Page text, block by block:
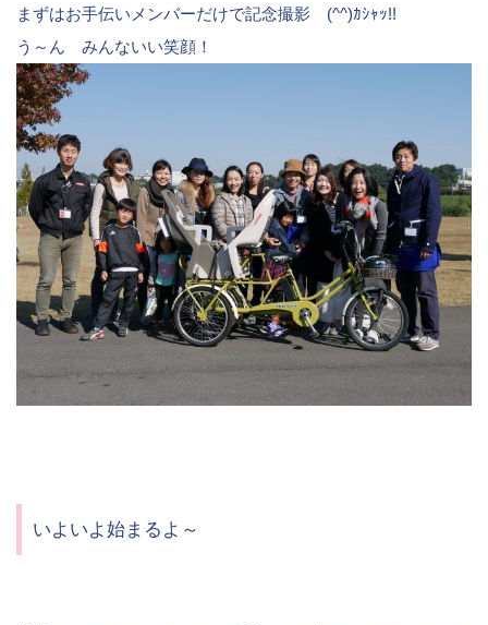
まずはお手伝いメンバーだけで記念撮影 (^^)ｶｼｬｯ!!
う～ん みんないい笑顔！
いよいよ始まるよ～